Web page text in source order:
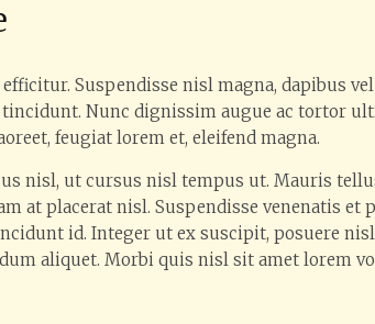
Suspendisse nisl magna, dapibus
Nunc dignissim augue ac tortor
feugiat lorem et, eleifend magna.
nisl, ut cursus nisl tempus ut. Mauris
at placerat nisl. Suspendisse venenatis
id. Integer ut ex suscipit, posuere
aliquet. Morbi quis nisl sit amet lorem